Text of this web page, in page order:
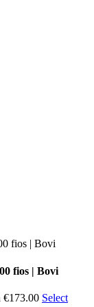
fios | Bovi
€173.00 Select